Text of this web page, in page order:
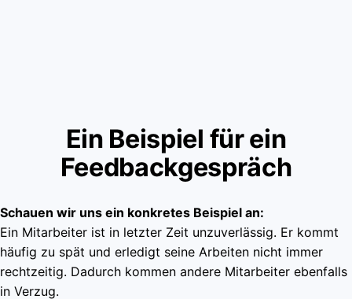
Ein Beispiel für ein
Feedbackgespräch
Schauen wir uns ein konkretes Beispiel an:
Ein Mitarbeiter ist in letzter Zeit unzuverlässig. Er kommt
häufig zu spät und erledigt seine Arbeiten nicht immer
rechtzeitig. Dadurch kommen andere Mitarbeiter ebenfalls
in Verzug.